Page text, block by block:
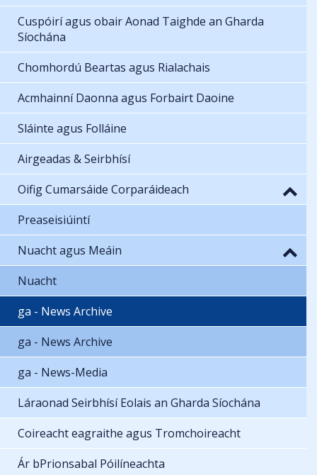
Cuspóirí agus obair Aonad Taighde an Gharda
Síochána
Chomhordú Beartas agus Rialachais
Acmhainní Daonna agus Forbairt Daoine
Sláinte agus Folláine
Airgeadas & Seirbhísí
Oifig Cumarsáide Corparáideach
Preaseisiúintí
Nuacht agus Meáin
Nuacht
ga - News Archive
ga - News Archive
ga - News-Media
Láraonad Seirbhísí Eolais an Gharda Síochána
Coireacht eagraithe agus Tromchoireacht
Ár bPrionsabal Póilíneachta